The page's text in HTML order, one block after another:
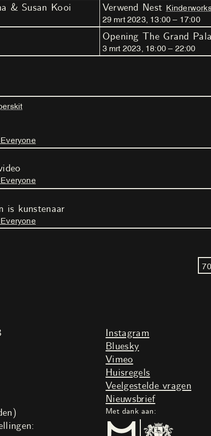
& Susan Kooi Verwend Nest
29 mrt 2023 13 :00 17:00
Opening The Grand
3 mrt 2023 18 : 00 22 :00
Everyone
is kunstenaar
Everyone
Instagram
Bluesky
Vimeo
Huisregels
Veelgestelde vragen
Nieuwsbrief
Met dank aan: